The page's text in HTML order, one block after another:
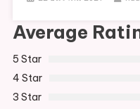
Average
5 Star
4 Star
3 Star